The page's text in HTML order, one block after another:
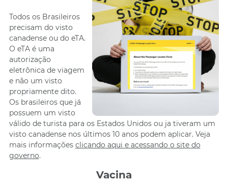
Todos os Brasileiros
precisam do visto
canadense ou do eTA.
O eTA é uma
autorização
eletrônica de viagem
e não um visto
propriamente dito.
Os brasileiros que já
possuem um visto
válido de turista para os Estados Unidos ou ja tiveram um
visto canadense nos últimos 10 anos podem aplicar. Veja
mais informações clicando aqui e acessando o site do
governo.
Vacina